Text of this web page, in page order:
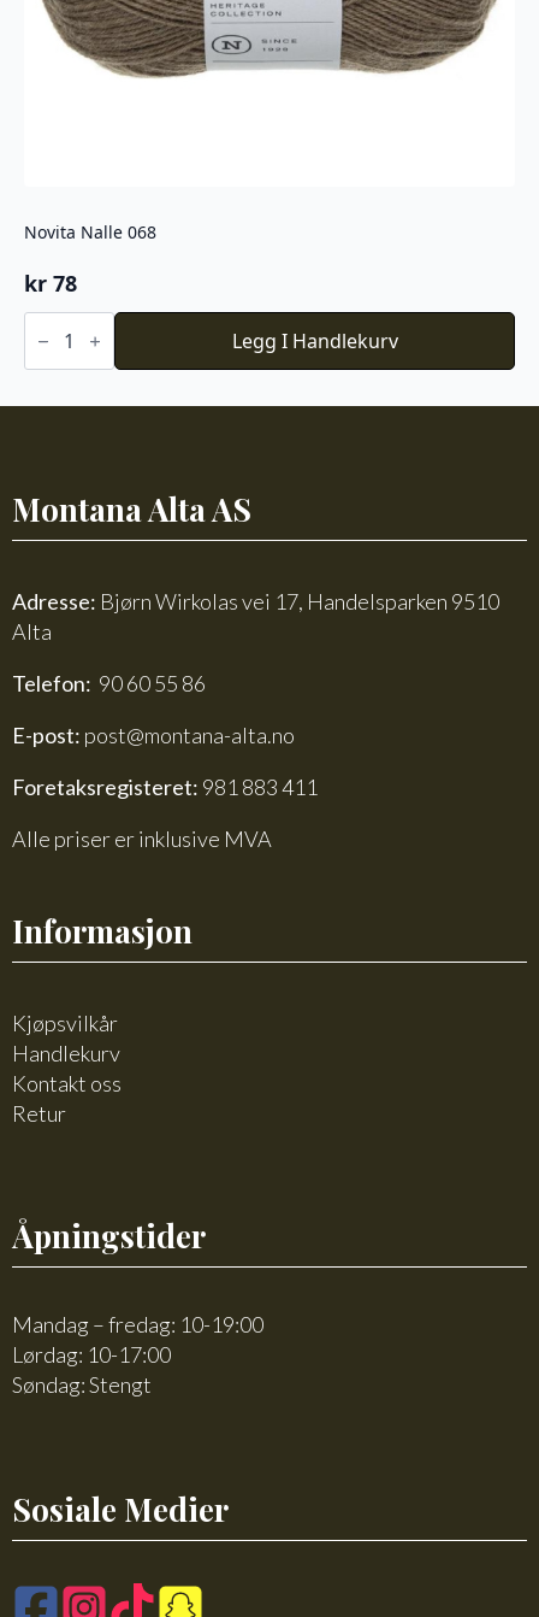
Novita Nalle 068
kr 78
Novita
Nalle
antall
Legg I Handlekurv
Montana Alta AS
Adresse: Bjørn Wirkolas vei 17, Handelsparken 9510
Alta
Telefon: 90 60 55 86
E-post: post@montana-alta.no
Foretaksregisteret: 981 883 411
Alle priser er inklusive MVA
Informasjon
Kjøpsvilkår
Handlekurv
Kontakt oss
Retur
Åpningstider
Mandag – fredag: 10-19:00
Lørdag: 10-17:00
Søndag: Stengt
Sosiale Medier